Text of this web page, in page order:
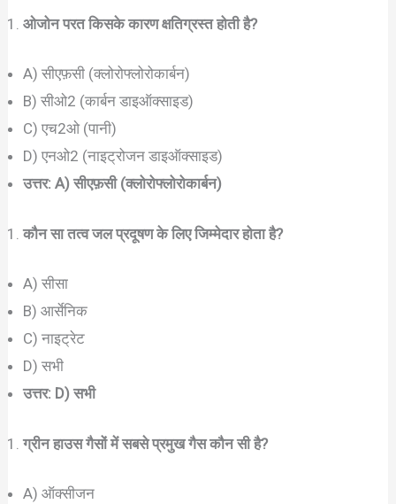
ओजोन परत किसके कारण क्षतिग्रस्त होती है?
A) सीएफ़सी (क्लोरोफ्लोरोकार्बन)
B) सीओ2 (कार्बन डाइऑक्साइड)
C) एच2ओ (पानी)
D) एनओ2 (नाइट्रोजन डाइऑक्साइड)
उत्तर: A) सीएफ़सी (क्लोरोफ्लोरोकार्बन)
कौन सा तत्व जल प्रदूषण के लिए जिम्मेदार होता है?
A) सीसा
B) आर्सेनिक
C) नाइट्रेट
D) सभी
उत्तर: D) सभी
ग्रीन हाउस गैसों में सबसे प्रमुख गैस कौन सी है?
A) ऑक्सीजन